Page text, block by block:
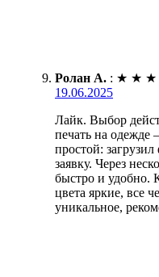
Ролан А. : ★ ★ ★
19.06.2025
Лайк. Выбор
печать на одежде
простой:
заявку. Через
быстро и удобно.
цвета яркие, все
уникальное,